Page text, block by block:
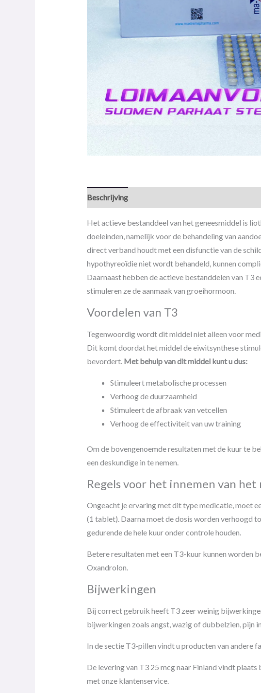
Beschrijving
Het actieve bestanddeel van het geneesmiddel is
doeleinden, namelijk voor de behandeling van
direct verband houdt met een disfunctie van de
hypothyreoïdie niet wordt behandeld, kunnen
Daarnaast hebben de actieve bestanddelen van T3
stimuleren ze de aanmaak van groeihormoon.
Voordelen van T3
Tegenwoordig wordt dit middel niet alleen voor
Dit komt doordat het middel de eiwitsynthese
bevordert. Met behulp van dit middel kunt u dus:
Stimuleert metabolische processen
Verhoog de duurzaamheid
Stimuleert de afbraak van vetcellen
Verhoog de effectiviteit van uw training
Om de bovengenoemde resultaten met de kuur te
een deskundige in te nemen.
Regels voor het innemen van
Ongeacht je ervaring met dit type medicatie, moet
(1 tablet). Daarna moet de dosis worden verhoogd
gedurende de hele kuur onder controle houden.
Betere resultaten met een T3-kuur kunnen worden
Oxandrolon.
Bijwerkingen
Bij correct gebruik heeft T3 zeer weinig
bijwerkingen zoals angst, wazig of dubbelzien, pijn
In de sectie T3-pillen vindt u producten van andere
De levering van T3 25 mcg naar Finland vindt
met onze klantenservice.